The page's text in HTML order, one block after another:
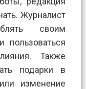
Журналист
своим
Также
подарки в
изменение